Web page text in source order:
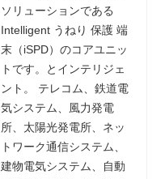
ソリューションである
Intelligent うねり 保護 端
末（iSPD）のコアユニッ
トです。とインテリジェ
ント。 テレコム、鉄道電
気システム、風力発電
所、太陽光発電所、ネッ
トワーク通信システム、
建物電気システム、自動